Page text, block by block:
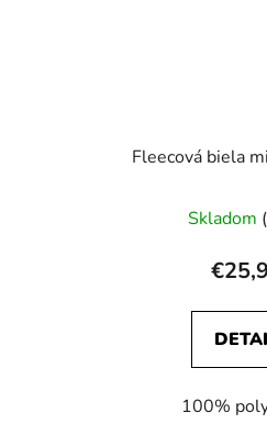
Fleecová biela
Skladom
100%